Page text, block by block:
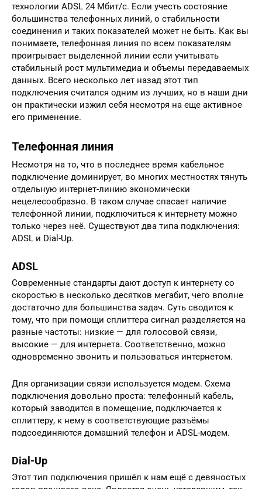
технологии ADSL 24 Мбит/с. Если учесть состояние
большинства телефонных линий, о стабильности
соединения и таких показателей может не быть. Как вы
понимаете, телефонная линия по всем показателям
проигрывает выделенной линии если учитывать
стабильный рост мультимедиа и объемы передаваемых
данных. Всего несколько лет назад этот тип
подключения считался одним из лучших, но в наши дни
он практически изжил себя несмотря на еще активное
его применение.
Телефонная линия
Несмотря на то, что в последнее время кабельное
подключение доминирует, во многих местностях тянуть
отдельную интернет-линию экономически
нецелесообразно. В таком случае спасает наличие
телефонной линии, подключиться к интернету можно
только через неё. Существуют два типа подключения:
ADSL и Dial-Up.
ADSL
Современные стандарты дают доступ к интернету со
скоростью в несколько десятков мегабит, чего вполне
достаточно для большинства задач. Суть сводится к
тому, что при помощи сплиттера сигнал разделяется на
разные частоты: низкие — для голосовой связи,
высокие — для интернета. Соответственно, можно
одновременно звонить и пользоваться интернетом.
Для организации связи используется модем. Схема
подключения довольно проста: телефонный кабель,
который заводится в помещение, подключается к
сплиттеру, к нему в соответствующие разъёмы
подсоединяются домашний телефон и ADSL-модем.
Dial-Up
Этот тип подключения пришёл к нам ещё с девяностых